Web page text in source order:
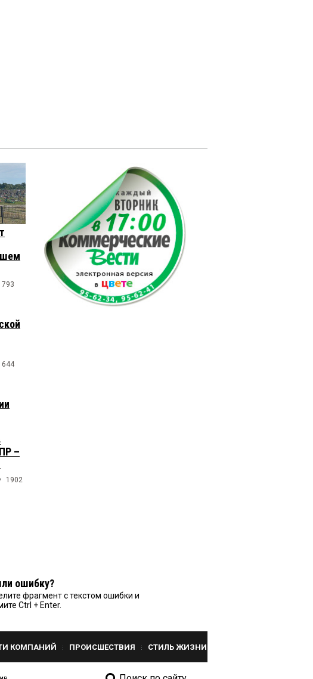
793
644
–
1902
ошибку?
фрагмент с текстом ошибки и
Ctrl + Enter.
КОМПАНИЙ ПРОИСШЕСТВИЯ СТИЛЬ ЖИЗНИ